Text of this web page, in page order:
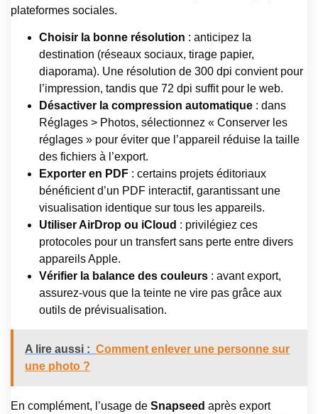
plateformes sociales.
Choisir la bonne résolution : anticipez la
destination (réseaux sociaux, tirage papier,
diaporama). Une résolution de 300 dpi convient pour
l’impression, tandis que 72 dpi suffit pour le web.
Désactiver la compression automatique : dans
Réglages > Photos, sélectionnez « Conserver les
réglages » pour éviter que l’appareil réduise la taille
des fichiers à l’export.
Exporter en PDF : certains projets éditoriaux
bénéficient d’un PDF interactif, garantissant une
visualisation identique sur tous les appareils.
Utiliser AirDrop ou iCloud : privilégiez ces
protocoles pour un transfert sans perte entre divers
appareils Apple.
Vérifier la balance des couleurs : avant export,
assurez-vous que la teinte ne vire pas grâce aux
outils de prévisualisation.
A lire aussi : Comment enlever une personne sur
une photo ?
En complément, l’usage de Snapseed après export